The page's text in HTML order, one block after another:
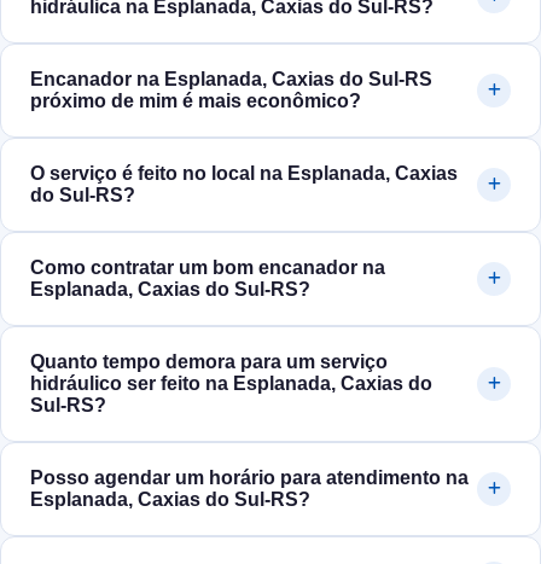
hidráulica na Esplanada, Caxias do Sul‑RS?
Encanador na Esplanada, Caxias do Sul‑RS
próximo de mim é mais econômico?
O serviço é feito no local na Esplanada, Caxias
do Sul‑RS?
Como contratar um bom encanador na
Esplanada, Caxias do Sul‑RS?
Quanto tempo demora para um serviço
hidráulico ser feito na Esplanada, Caxias do
Sul‑RS?
Posso agendar um horário para atendimento na
Esplanada, Caxias do Sul‑RS?